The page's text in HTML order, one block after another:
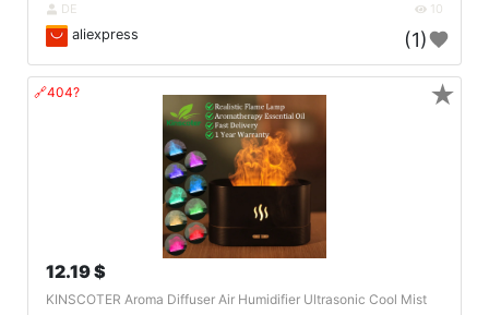
DE 10
aliexpress (1)
🔗404?
12.19 $
KINSCOTER Aroma Diffuser Air Humidifier Ultrasonic Cool Mist
★